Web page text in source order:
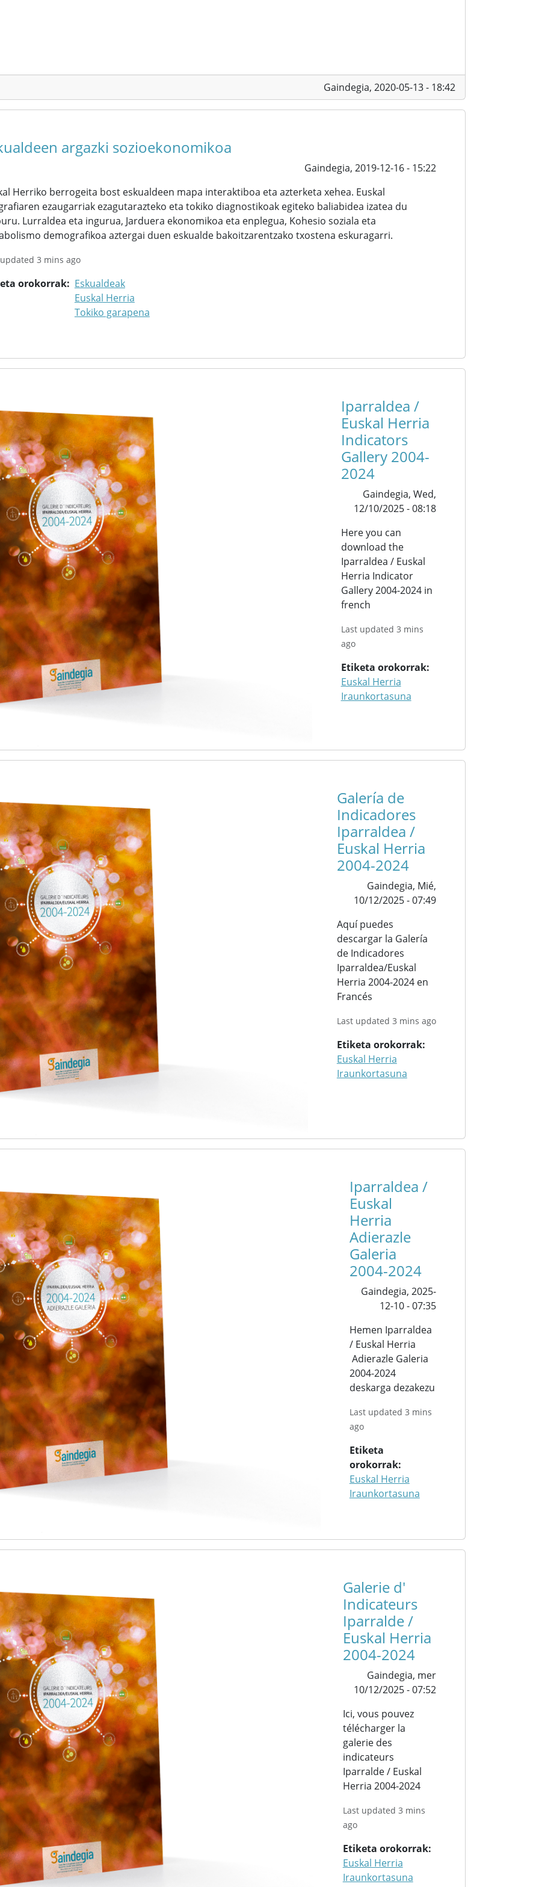
Gaindegia, 2020-05-13 - 18:42
argazki sozioekonomikoa
Gaindegia, 2019-12-16 - 15:22
Herriko berrogeita bost eskualdeen mapa interaktiboa eta azterketa xehea. Euskal
ezaugarriak ezagutarazteko eta tokiko diagnostikoak egiteko baliabidea izatea du
Lurraldea eta ingurua, Jarduera ekonomikoa eta enplegua, Kohesio soziala eta
demografikoa aztergai duen eskualde bakoitzarentzako txostena eskuragarri.
3 mins ago
orokorrak
Eskualdeak
Euskal Herria
Tokiko garapena
Iparraldea /
Euskal Herria
Indicators
Gallery 2004-
2024
Gaindegia, Wed,
12/10/2025 - 08:18
Here you can
download the
Iparraldea / Euskal
Herria Indicator
Gallery 2004-2024 in
french
Last updated 3 mins
ago
Etiketa orokorrak
Euskal Herria
Iraunkortasuna
Galería de
Indicadores
Iparraldea /
Euskal Herria
2004-2024
Gaindegia, Mié,
10/12/2025 - 07:49
Aquí puedes
descargar la Galería
de Indicadores
Iparraldea/Euskal
Herria 2004-2024 en
Francés
Last updated 3 mins ago
Etiketa orokorrak
Euskal Herria
Iraunkortasuna
Iparraldea /
Euskal
Herria
Adierazle
Galeria
2004-2024
Gaindegia, 2025-
12-10 - 07:35
Hemen Iparraldea
/ Euskal Herria
Adierazle Galeria
2004-2024
deskarga dezakezu
Last updated 3 mins
ago
Etiketa
orokorrak
Euskal Herria
Iraunkortasuna
Galerie d'
Indicateurs
Iparralde /
Euskal Herria
2004-2024
Gaindegia, mer
10/12/2025 - 07:52
Ici, vous pouvez
télécharger la
galerie des
indicateurs
Iparralde / Euskal
Herria 2004-2024
Last updated 3 mins
ago
Etiketa orokorrak
Euskal Herria
Iraunkortasuna